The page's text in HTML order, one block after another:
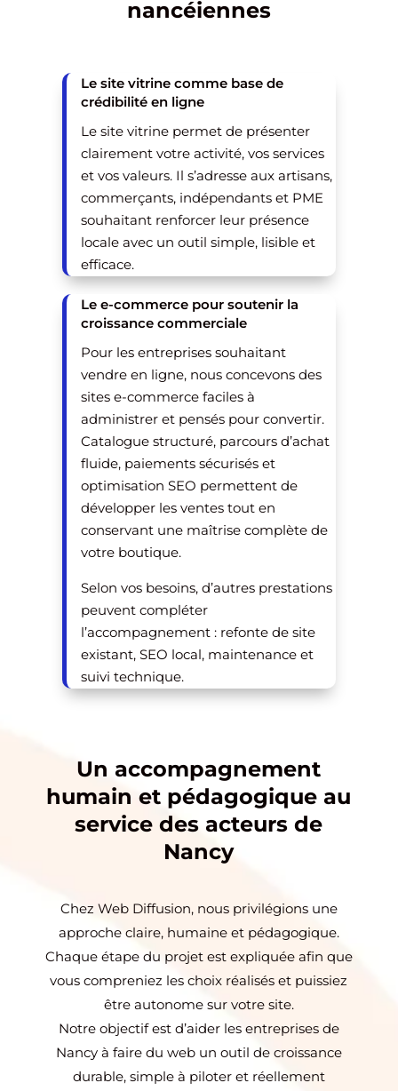
nancéiennes
Le site vitrine comme base de
crédibilité en ligne
Le site vitrine permet de présenter
clairement votre activité, vos services
et vos valeurs. Il s’adresse aux artisans,
commerçants, indépendants et PME
souhaitant renforcer leur présence
locale avec un outil simple, lisible et
efficace.
Le e-commerce pour soutenir la
croissance commerciale
Pour les entreprises souhaitant
vendre en ligne, nous concevons des
sites e-commerce faciles à
administrer et pensés pour convertir.
Catalogue structuré, parcours d’achat
fluide, paiements sécurisés et
optimisation SEO permettent de
développer les ventes tout en
conservant une maîtrise complète de
votre boutique.
Selon vos besoins, d’autres prestations
peuvent compléter
l’accompagnement : refonte de site
existant, SEO local, maintenance et
suivi technique.
Un accompagnement
humain et pédagogique au
service des acteurs de
Nancy
Chez Web Diffusion, nous privilégions une
approche claire, humaine et pédagogique.
Chaque étape du projet est expliquée afin que
vous compreniez les choix réalisés et puissiez
être autonome sur votre site.
Notre objectif est d’aider les entreprises de
Nancy à faire du web un outil de croissance
durable, simple à piloter et réellement